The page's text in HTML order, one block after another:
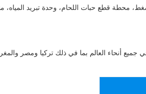
محطة قطع حبات اللحام، وحدة تبريد المياه،
وموردة لآلات صناعة الأنابيب معتمدة في الصين ، يتم تصدير آلاتنا إلى أكثر من 30 دولة في